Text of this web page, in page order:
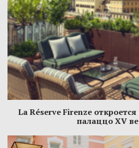
La Réserve Firenze
палаццо XV